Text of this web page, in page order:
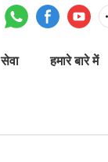
सेवा हमारे बारे में